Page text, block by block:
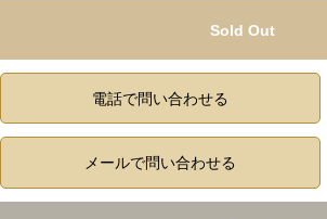
Sold Out
電話で問い合わせる
メールで問い合わせる